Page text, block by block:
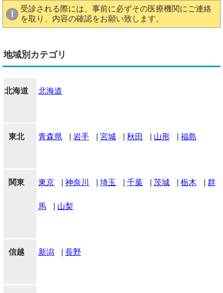
受診される際には、事前に必ずその医療機関にご連絡
を取り、内容の確認をお願い致します。
地域別カテゴリ
北海道 北海道
東北 青森県 岩手 宮城 秋田 山形 福島
関東 東京 神奈川 埼玉 千葉 茨城 栃木 群
馬 山梨
信越 新潟 長野